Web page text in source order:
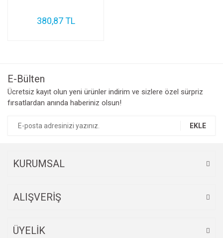
380,87 TL
E-Bülten
Ücretsiz kayıt olun yeni ürünler indirim ve sizlere özel sürpriz
fırsatlardan anında haberiniz olsun!
EKLE
KURUMSAL
ALIŞVERİŞ
ÜYELİK